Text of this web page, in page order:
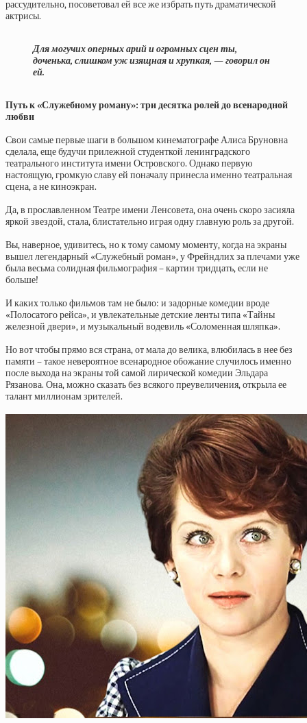
рассудительно, посоветовал ей все же избрать путь драматической
актрисы.
Для могучих оперных арий и огромных сцен ты,
доченька, слишком уж изящная и хрупкая, — говорил он
ей.
Путь к «Служебному роману»: три десятка ролей до всенародной
любви
Свои самые первые шаги в большом кинематографе Алиса Бруновна
сделала, еще будучи прилежной студенткой ленинградского
театрального института имени Островского. Однако первую
настоящую, громкую славу ей поначалу принесла именно театральная
сцена, а не киноэкран.
Да, в прославленном Театре имени Ленсовета, она очень скоро засияла
яркой звездой, стала, блистательно играя одну главную роль за другой.
Вы, наверное, удивитесь, но к тому самому моменту, когда на экраны
вышел легендарный «Служебный роман», у Фрейндлих за плечами уже
была весьма солидная фильмография – картин тридцать, если не
больше!
И каких только фильмов там не было: и задорные комедии вроде
«Полосатого рейса», и увлекательные детские ленты типа «Тайны
железной двери», и музыкальный водевиль «Соломенная шляпка».
Но вот чтобы прямо вся страна, от мала до велика, влюбилась в нее без
памяти – такое невероятное всенародное обожание случилось именно
после выхода на экраны той самой лирической комедии Эльдара
Рязанова. Она, можно сказать без всякого преувеличения, открыла ее
талант миллионам зрителей.